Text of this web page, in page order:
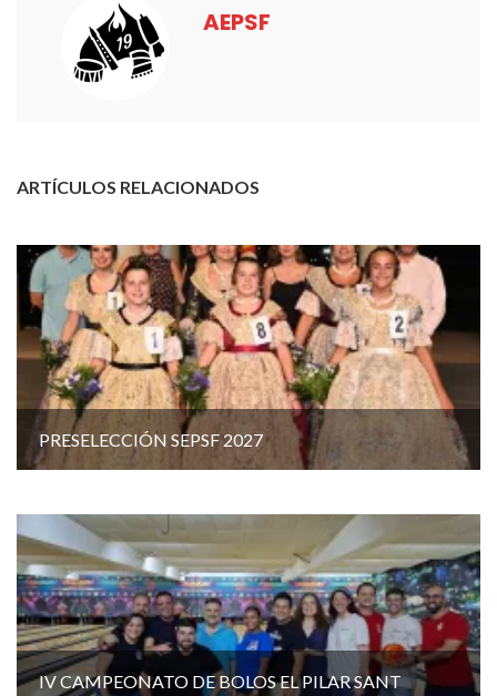
AEPSF
ARTÍCULOS RELACIONADOS
PRESELECCIÓN SEPSF 2027
IV CAMPEONATO DE BOLOS EL PILAR SANT